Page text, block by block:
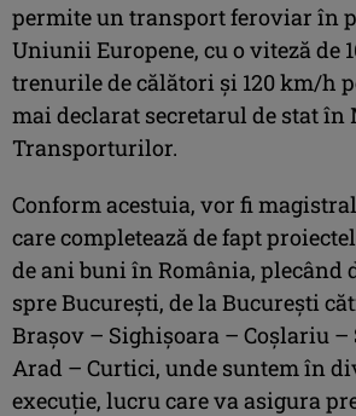
permite un transport feroviar în
Uniunii Europene, cu o viteză de
trenurile de călători şi 120 km/h
mai declarat secretarul de stat
Transporturilor.
Conform acestuia, vor fi
care completează de fapt
de ani buni în România, plecând
spre Bucureşti, de la Bucureşti
Braşov – Sighişoara – Coşlariu –
Arad – Curtici, unde suntem în
execuţie, lucru care va asigura